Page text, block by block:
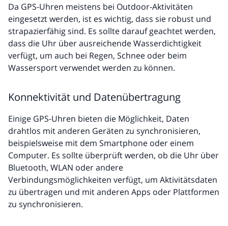
Da GPS-Uhren meistens bei Outdoor-Aktivitäten
eingesetzt werden, ist es wichtig, dass sie robust und
strapazierfähig sind. Es sollte darauf geachtet werden,
dass die Uhr über ausreichende Wasserdichtigkeit
verfügt, um auch bei Regen, Schnee oder beim
Wassersport verwendet werden zu können.
Konnektivität und Datenübertragung
Einige GPS-Uhren bieten die Möglichkeit, Daten
drahtlos mit anderen Geräten zu synchronisieren,
beispielsweise mit dem Smartphone oder einem
Computer. Es sollte überprüft werden, ob die Uhr über
Bluetooth, WLAN oder andere
Verbindungsmöglichkeiten verfügt, um Aktivitätsdaten
zu übertragen und mit anderen Apps oder Plattformen
zu synchronisieren.